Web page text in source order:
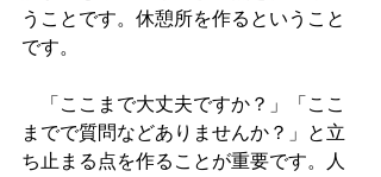
うことです。休憩所を作るということ
です。
「ここまで大丈夫ですか？」「ここ
までで質問などありませんか？」と立
ち止まる点を作ることが重要です。人